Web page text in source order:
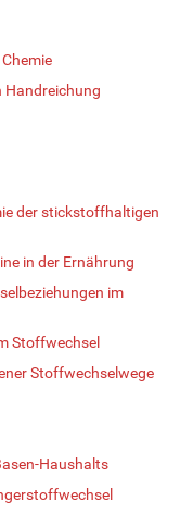
Handreichung
der stickstoffhaltigen
in der Ernährung
im
Stoffwechsel
Stoffwechselwege
Haushalts